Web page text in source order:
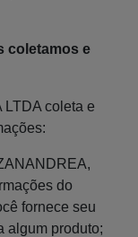
coletamos e
coleta e
do
fornece seu
algum produto;